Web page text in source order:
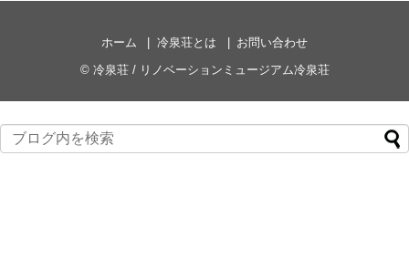
ホーム 冷泉荘とは
お問い合わせ
© 冷泉荘 / リノベーションミュージアム冷泉荘